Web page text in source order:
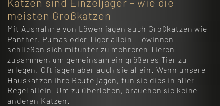
meisten Großkatzen
Mit Ausnahme von Löwen jagen auch Großkatzen wie
Panther, Pumas oder Tiger allein. Löwinnen
schließen sich mitunter zu mehreren Tieren
zusammen, um gemeinsam ein größeres Tier zu
erlegen. Oft jagen aber auch sie allein. Wenn unsere
Hauskatzen ihre Beute jagen, tun sie dies in aller
Regel allein. Um zu überleben, brauchen sie keine
anderen Katzen.